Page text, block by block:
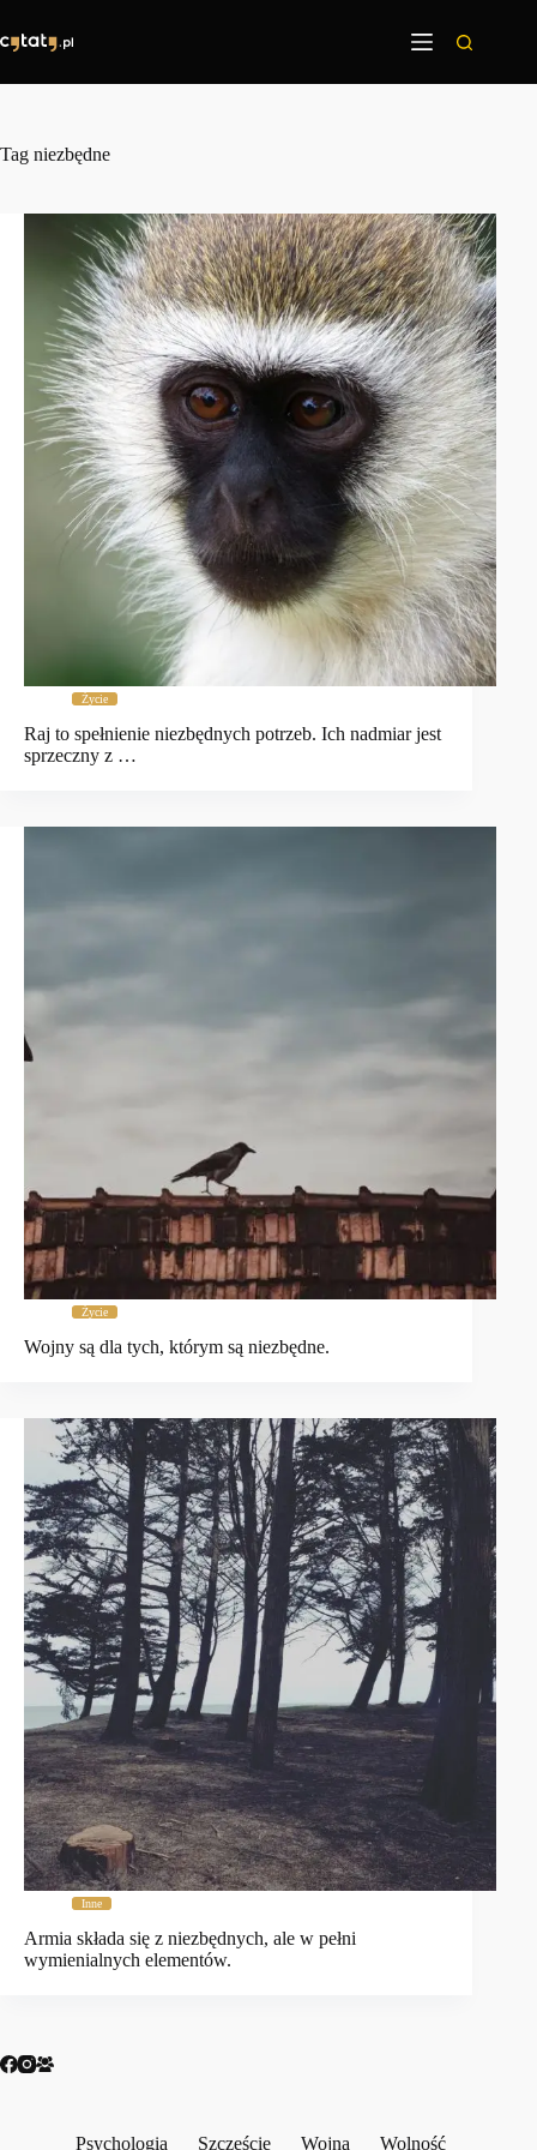
treści
Tag niezbędne
Życie
Raj to spełnienie niezbędnych potrzeb. Ich nadmiar jest
sprzeczny z …
Życie
Wojny są dla tych, którym są niezbędne.
Inne
Armia składa się z niezbędnych, ale w pełni
wymienialnych elementów.
Psychologia Szczęście Wojna Wolność